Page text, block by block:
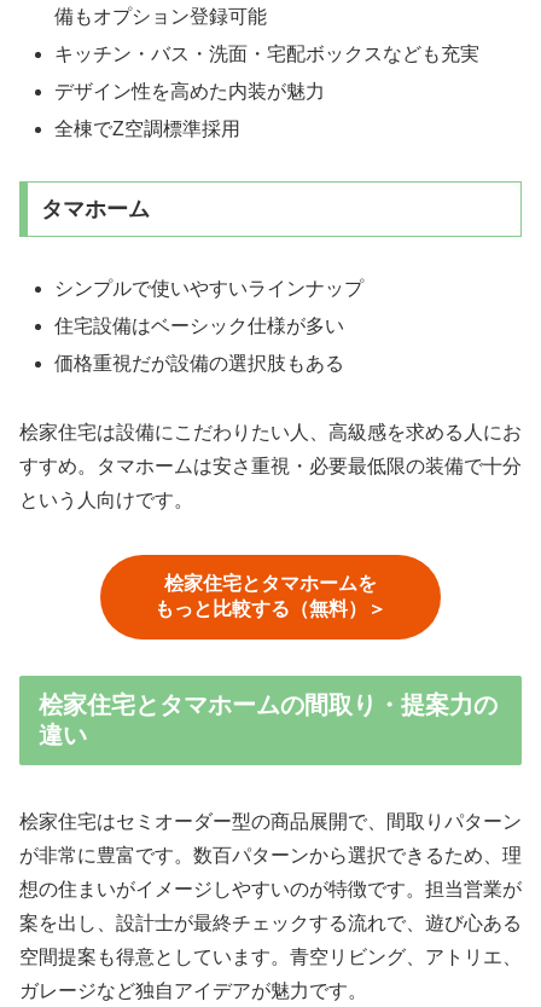
備もオプション登録可能
キッチン・バス・洗面・宅配ボックスなども充実
デザイン性を高めた内装が魅力
全棟でZ空調標準採用
タマホーム
シンプルで使いやすいラインナップ
住宅設備はベーシック仕様が多い
価格重視だが設備の選択肢もある
桧家住宅は設備にこだわりたい人、高級感を求める人にお
すすめ。タマホームは安さ重視・必要最低限の装備で十分
という人向けです。
桧家住宅とタマホームを
もっと比較する（無料）＞
桧家住宅とタマホームの間取り・提案力の
違い
桧家住宅はセミオーダー型の商品展開で、間取りパターン
が非常に豊富です。数百パターンから選択できるため、理
想の住まいがイメージしやすいのが特徴です。担当営業が
案を出し、設計士が最終チェックする流れで、遊び心ある
空間提案も得意としています。青空リビング、アトリエ、
ガレージなど独自アイデアが魅力です。